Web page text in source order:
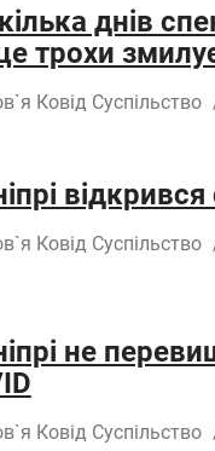
днів
трохи
Ковід Суспільство
Ковід Суспільство
не
Ковід Суспільство